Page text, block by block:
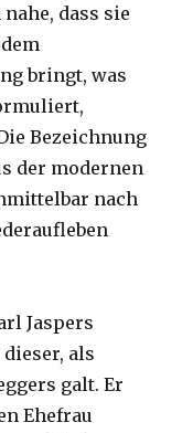
dass sie
bringt, was
Bezeichnung
der modernen
nach
Jaspers
als
galt. Er
Ehefrau